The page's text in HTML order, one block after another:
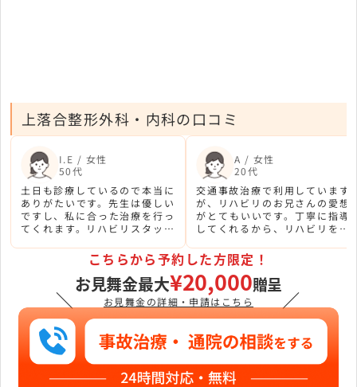
上落合整形外科・内科の口コミ
I.E / 女性
50代
土日も診療しているので本当に
ありがたいです。先生は優しい
ですし、私に合った治療を行っ
てくれます。リハビリスタッフ
A / 女性
20代
交通事故治療で利用しています
が、リハビリのお兄さんの愛想
がとてもいいです。丁寧に指導
してくれるから、リハビリを頑
＼
こちらから予約した方限定！
お見舞金最大¥20,000贈呈
お見舞金の詳細・申請はこちら ／